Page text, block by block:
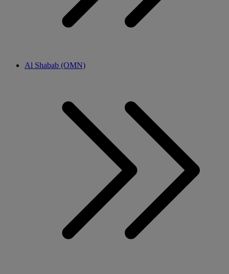
Al Shabab (OMN)